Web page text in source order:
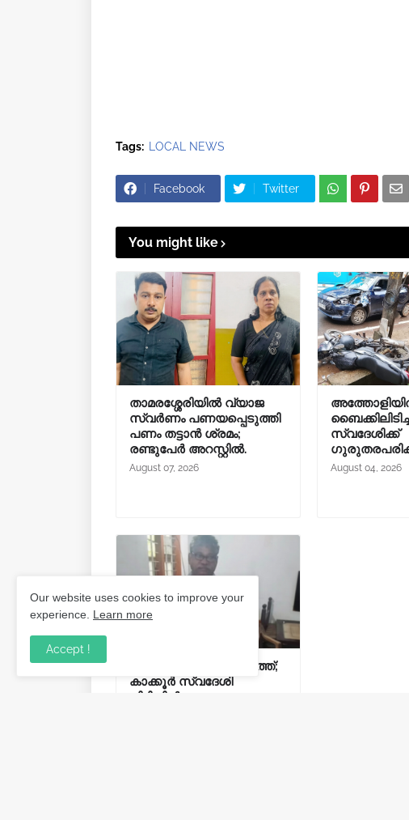
Tags: LOCAL NEWS
Facebook Twitter
You might like
താമരശ്ശേരിയിൽ വ്യാജ
സ്വർണം പണയപ്പെടുത്തി
പണം തട്ടാൻ ശ്രമം;
രണ്ടുപേർ അറസ്റ്റിൽ.
August 07, 2026
സ്വദേശിക്ക്
August 04, 2026
സ്കൂട്ടറിൽ ചാരായം കടത്ത്;
കാക്കൂർ സ്വദേശി
പിടിയിൽ.
Our website uses cookies to improve your
experience. Learn more
Accept !